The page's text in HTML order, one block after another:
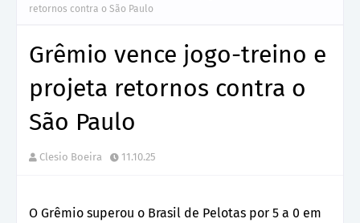
retornos contra o São Paulo
Grêmio vence jogo-treino e
projeta retornos contra o
São Paulo
Clesio Boeira 11.10.25
O Grêmio superou o Brasil de Pelotas por 5 a 0 em